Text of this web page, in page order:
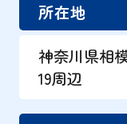
所在地
神奈川県相
19周辺